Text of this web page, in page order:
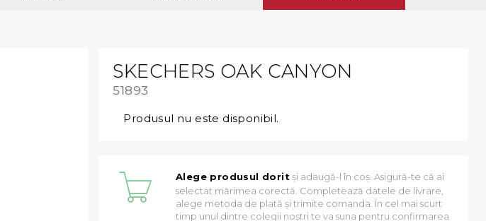
SKECHERS OAK CANYON
51893
Produsul nu este disponibil.
Alege produsul doritși adaugă-l în coș. Asigură-te că ai
selectat mărimea corectă. Completează datele de livrare,
alege metoda de plată și trimite comanda. În cel mai scurt
timp unul dintre colegii noștri te va suna pentru confirmarea